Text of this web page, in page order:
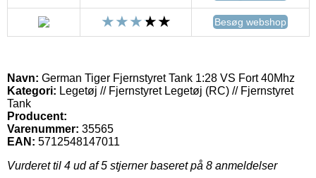
Besøg webshop
Navn: German Tiger Fjernstyret Tank 1:28 VS Fort 40Mhz
Kategori: Legetøj // Fjernstyret Legetøj (RC) // Fjernstyret
Tank
Producent:
Varenummer: 35565
EAN: 5712548147011
Vurderet til 4 ud af 5 stjerner baseret på 8 anmeldelser